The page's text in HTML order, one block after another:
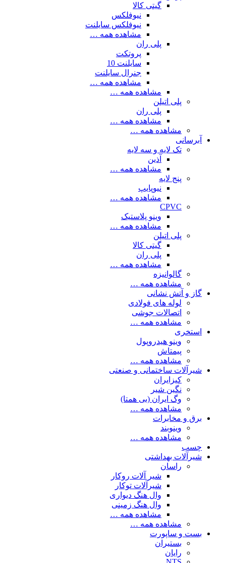
گیتی کالا
نیوفلکس
نیوفلکس سایلنت
مشاهده همه …
پلی ران
پروتکت
سایلنت 10
جنرال سایلنت
مشاهده همه …
مشاهده همه …
پلی اتیلن
پلی ران
مشاهده همه …
مشاهده همه …
آبرسانی
تک لایه و سه لایه
آذین
مشاهده همه …
پنج لایه
نیوپایپ
مشاهده همه …
CPVC
وینو پلاستیک
مشاهده همه …
پلی اتیلن
گیتی کالا
پلی ران
مشاهده همه …
گالوانیزه
مشاهده همه …
گاز و آتش نشانی
لوله های فولادی
اتصالات جوشی
مشاهده همه …
استخری
وینو هیدروپول
پیمتاش
مشاهده همه …
شیرآلات ساختمانی و صنعتی
کیزایران
نگین شیر
وگ ایران (بی همتا)
مشاهده همه …
برق و مخابرات
وینوبند
مشاهده همه …
چسب
شیرآلات بهداشتی
راسان
شیر آلات روکار
شیرآلات توکار
وال هنگ دیواری
وال هنگ زمینی
مشاهده همه …
مشاهده همه …
بست و ساپورت
بستیران
رایان